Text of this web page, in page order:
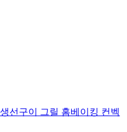
선구이 그릴 홈베이킹 컨벡